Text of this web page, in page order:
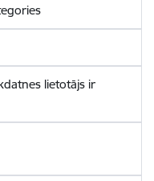
lietotājs ir